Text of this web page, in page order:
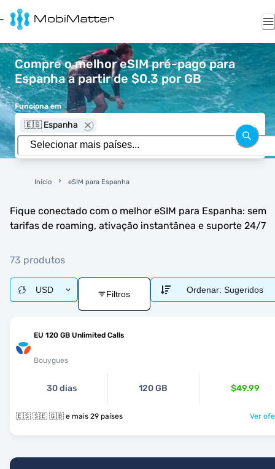
Compre o melhor eSIM pré-pago para
Espanha a partir de $0.3 por GB
Funciona em
🇪🇸 Espanha
Início eSIM para Espanha
Fique conectado com o melhor eSIM para Espanha: sem
tarifas de roaming, ativação instantânea e suporte 24/7
73 produtos
USD Filtros Ordenar: Sugeridos
EU 120 GB Unlimited Calls
Bouygues
30 dias 120 GB $49.99
🇪🇸 🇸🇪 🇬🇧 e mais 29 países Ver